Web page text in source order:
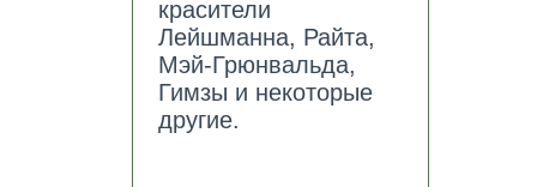
красители
Лейшманна, Райта,
Мэй-Грюнвальда,
Гимзы и некоторые
другие.